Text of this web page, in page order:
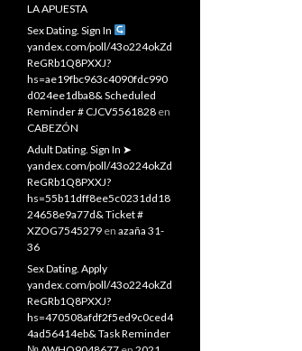
LA APUESTA
Sex Dating. Sign In
yandex.com/poll/43o224okZd
ReGRb1Q8PXXJ?
hs=ae19fbc963c4090fdc990
d024ee1dba8& Scheduled
Reminder # CJCV5561828 en
CABEZÓN
Adult Dating. Sign In ➤
yandex.com/poll/43o224okZd
ReGRb1Q8PXXJ?
hs=55b11dff8ee5c0231dd18
24658e9a77d& Ticket #
XZOG7545279 en azaña 31-
36
Sex Dating. Apply
yandex.com/poll/43o224okZd
ReGRb1Q8PXXJ?
hs=470508afdf2f5ed9c0ced4
4ad56414eb& Task Reminder